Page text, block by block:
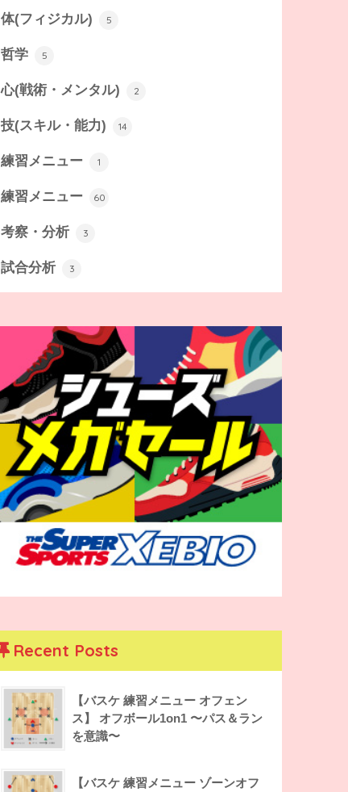
体(フィジカル) 5
哲学 5
心(戦術・メンタル) 2
技(スキル・能力) 14
練習メニュー 1
練習メニュー 60
考察・分析 3
試合分析 3
Recent Posts
【バスケ 練習メニュー オフェン
ス】 オフボール1on1 〜パス＆ラン
を意識〜
【バスケ 練習メニュー ゾーンオフ